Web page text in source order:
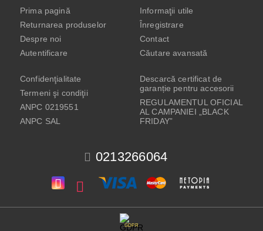
0213266064
Prima pagină
Returnarea produselor
Despre noi
Autentificare
Informaţii utile
Înregistrare
Contact
Căutare avansată
Confidenţialitate
Termeni şi condiţii
ANPC 0219551
ANPC SAL
Descarcă certificat de
garanție pentru accesorii
REGULAMENTUL OFICIAL
AL CAMPANIEI „BLACK
FRIDAY”
GDPR